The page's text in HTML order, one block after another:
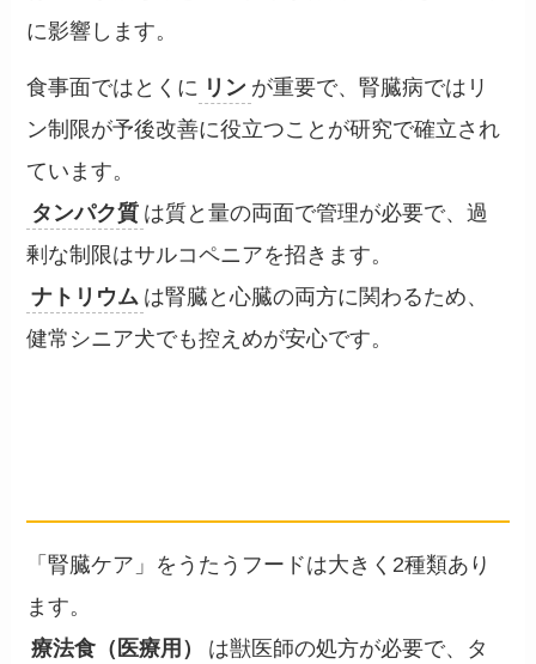
に影響します。
食事面ではとくに リン が重要で、腎臓病ではリ
ン制限が予後改善に役立つことが研究で確立され
ています。
タンパク質 は質と量の両面で管理が必要で、過
剰な制限はサルコペニアを招きます。
ナトリウム は腎臓と心臓の両方に関わるため、
健常シニア犬でも控えめが安心です。
「腎臓ケア」をうたうフードは大きく2種類あり
ます。
療法食（医療用）
は獣医師の処方が必要で、タ